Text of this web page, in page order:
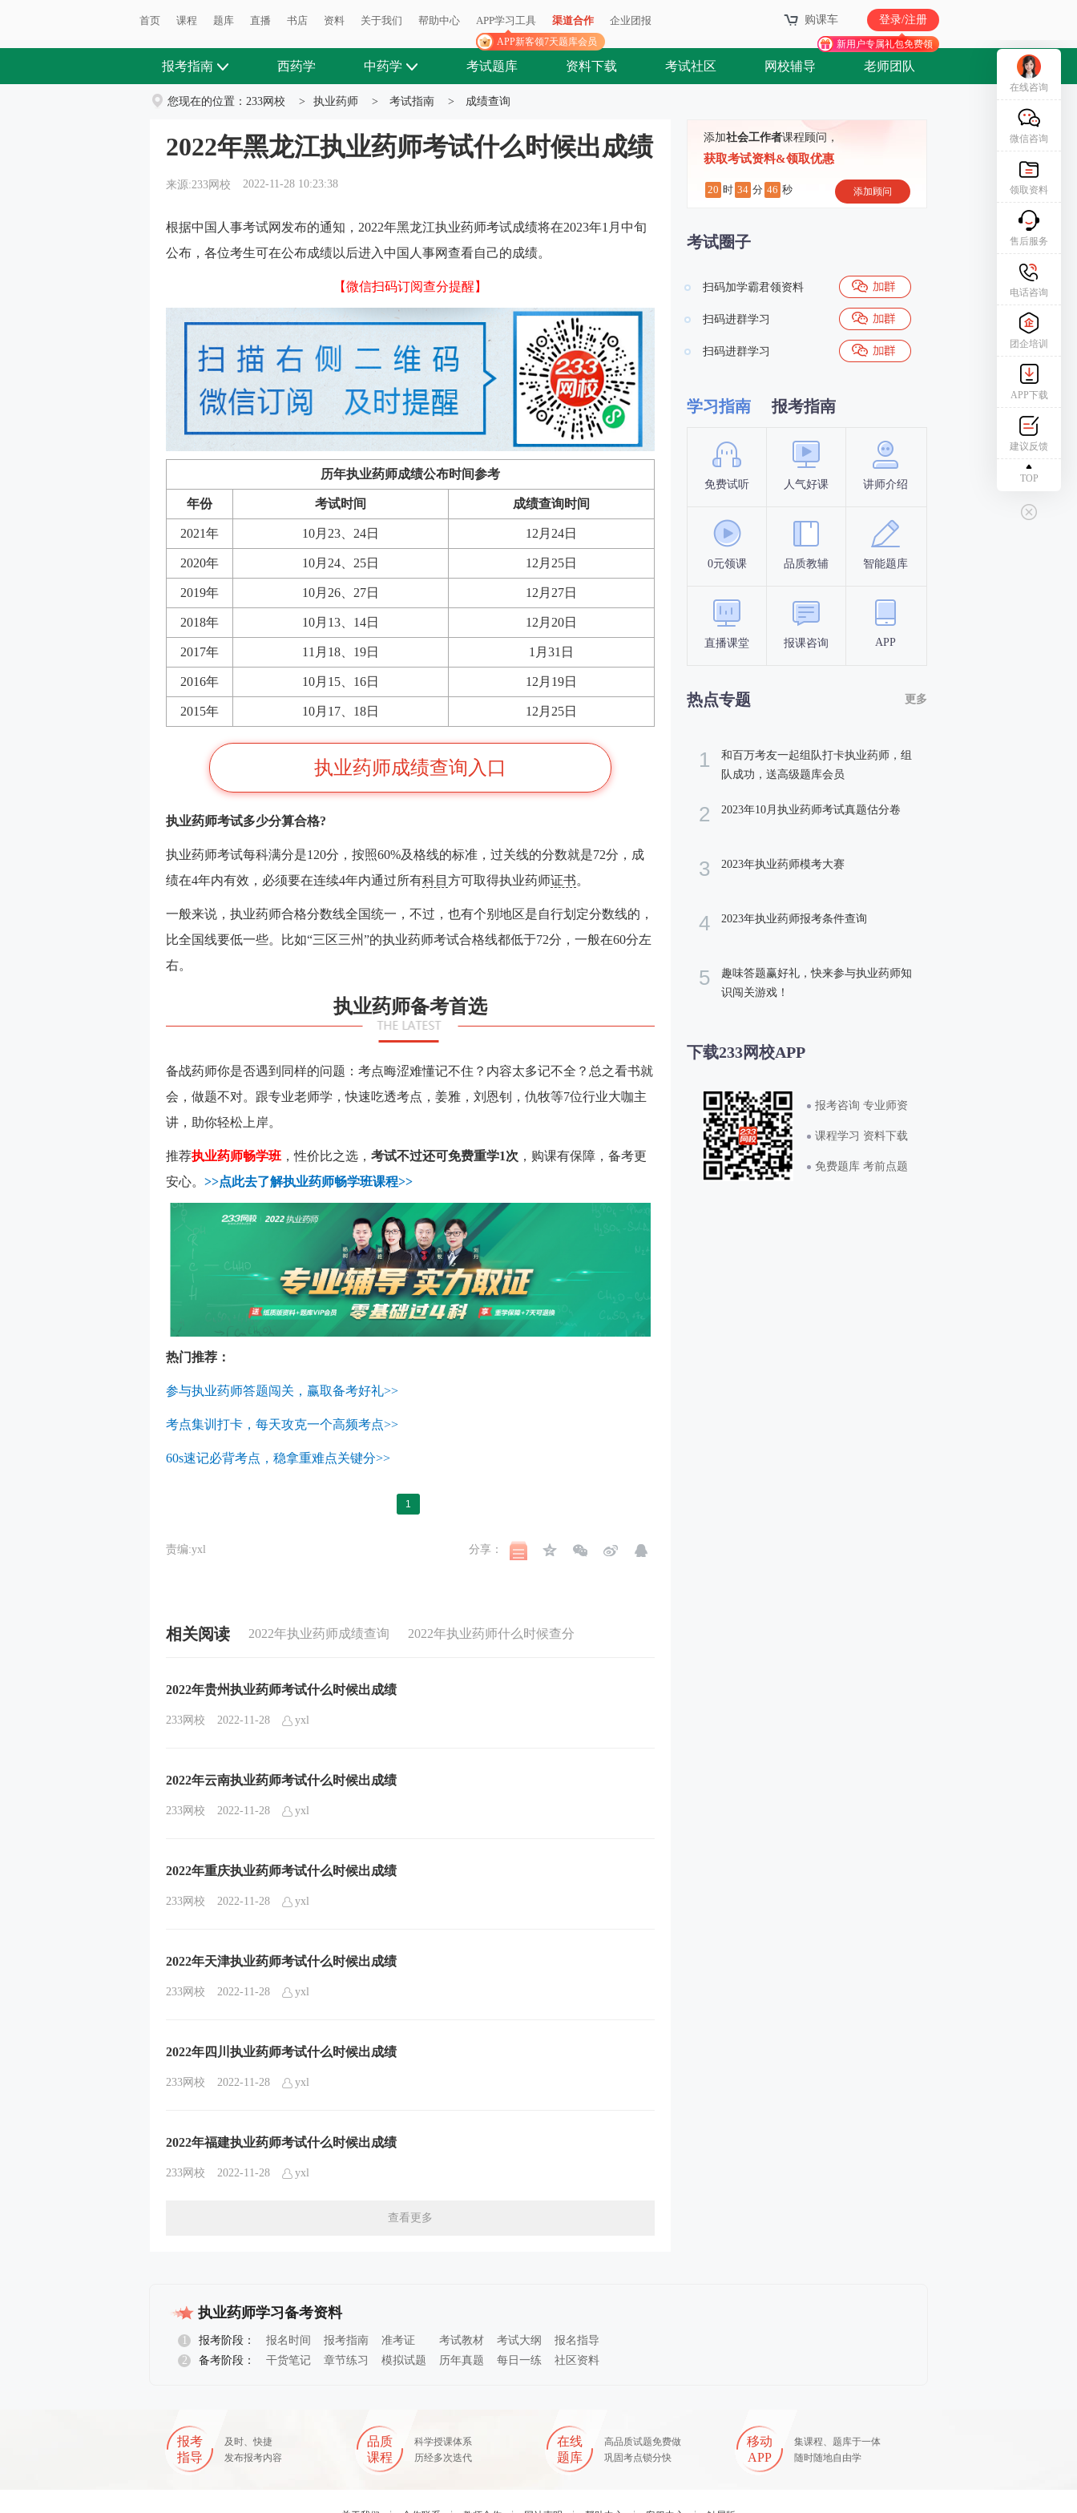
首页 课程 题库 直播 书店 资料 关于我们 帮助中心 APP学习工具
APP新客领7天题库会员
渠道合作 企业团报 购课车 登录/注册
新用户专属礼包免费领
报考指南 西药学 中药学 考试题库 资料下载 考试社区 网校辅导 老师团队
您现在的位置： 233网校 > 执业药师 > 考试指南 > 成绩查询
2022年黑龙江执业药师考试什么时候出成绩
来源:233网校 2022-11-28 10:23:38
根据中国人事考试网发布的通知，2022年黑龙江执业药师考试成绩将在2023年1月中旬
公布，各位考生可在公布成绩以后进入中国人事网查看自己的成绩。
【微信扫码订阅查分提醒】
历年执业药师成绩公布时间参考
年份 考试时间 成绩查询时间
2021年 10月23、24日 12月24日
2020年 10月24、25日 12月25日
2019年 10月26、27日 12月27日
2018年 10月13、14日 12月20日
2017年 11月18、19日 1月31日
2016年 10月15、16日 12月19日
2015年 10月17、18日 12月25日
执业药师成绩查询入口
执业药师考试多少分算合格?
执业药师考试每科满分是120分，按照60%及格线的标准，过关线的分数就是72分，成
绩在4年内有效，必须要在连续4年内通过所有科目 方可取得执业药师证书。
一般来说，执业药师合格分数线全国统一，不过，也有个别地区是自行划定分数线的，
比全国线要低一些。比如“三区三州”的执业药师考试合格线都低于72分，一般在60分左
右。
执业药师备考首选
备战药师你是否遇到同样的问题：考点晦涩难懂记不住？内容太多记不全？总之看书就
会，做题不对。跟专业老师学，快速吃透考点，姜雅，刘恩钊，仇牧等7位行业大咖主
讲，助你轻松上岸。
推荐执业药师畅学班 ，性价比之选， 考试不过还可免费重学1次 ，购课有保障，备考更
安心。 >>点此去了解执业药师畅学班课程>>
热门推荐：
参与执业药师答题闯关，赢取备考好礼>>
考点集训打卡，每天攻克一个高频考点>>
60s速记必背考点，稳拿重难点关键分>>
1
责编:yxl 分享：
相关阅读 2022年执业药师成绩查询 2022年执业药师什么时候查分
2022年贵州执业药师考试什么时候出成绩
233网校 2022-11-28 yxl
2022年云南执业药师考试什么时候出成绩
233网校 2022-11-28 yxl
2022年重庆执业药师考试什么时候出成绩
233网校 2022-11-28 yxl
2022年天津执业药师考试什么时候出成绩
233网校 2022-11-28 yxl
2022年四川执业药师考试什么时候出成绩
233网校 2022-11-28 yxl
2022年福建执业药师考试什么时候出成绩
233网校 2022-11-28 yxl
查看更多
添加社会工作者课程顾问，
获取考试资料&领取优惠
20 时 34 分 45 秒 添加顾问
考试圈子
扫码加学霸君领资料
扫码进群学习
扫码进群学习
学习指南 报考指南
免费试听 人气好课 讲师介绍
0元领课 品质教辅 智能题库
直播课堂 报课咨询 APP
报名时间
热点专题 更多
1
和百万考友一起组队打卡执业药师，组
队成功，送高级题库会员
2 2023年10月执业药师考试真题估分卷
3 2023年执业药师模考大赛
4 2023年执业药师报考条件查询
5
趣味答题赢好礼，快来参与执业药师知
识闯关游戏！
下载233网校APP
报考咨询 专业师资
课程学习 资料下载
免费题库 考前点题
执业药师学习备考资料
1 报考阶段： 报名时间 报考指南 准考证 考试教材 考试大纲
报名指导
2
备考阶段： 干货笔记 章节练习 模拟试题 历年真题 每日一练 社区资料
报考
指导
及时、快捷
发布报考内容
品质
课程
科学授课体系
历经多次迭代
在线
题库
高品质试题免费做
巩固考点锁分快
移动
APP
集课程、题库于一体
随时随地自由学
在线咨询
微信咨询
领取资料
售后服务
电话咨询
团企培训
APP下载
建议反馈
TOP